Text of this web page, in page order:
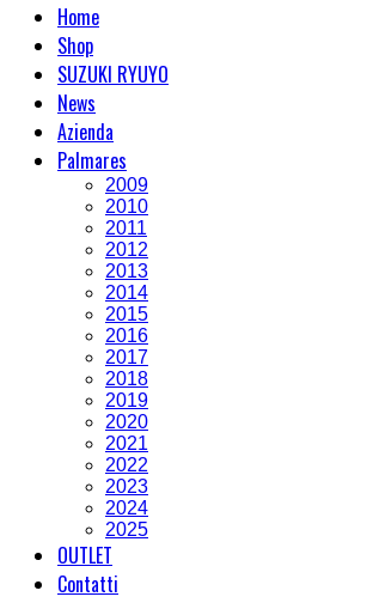
Home
Shop
SUZUKI RYUYO
News
Azienda
Palmares
2009
2010
2011
2012
2013
2014
2015
2016
2017
2018
2019
2020
2021
2022
2023
2024
2025
OUTLET
Contatti